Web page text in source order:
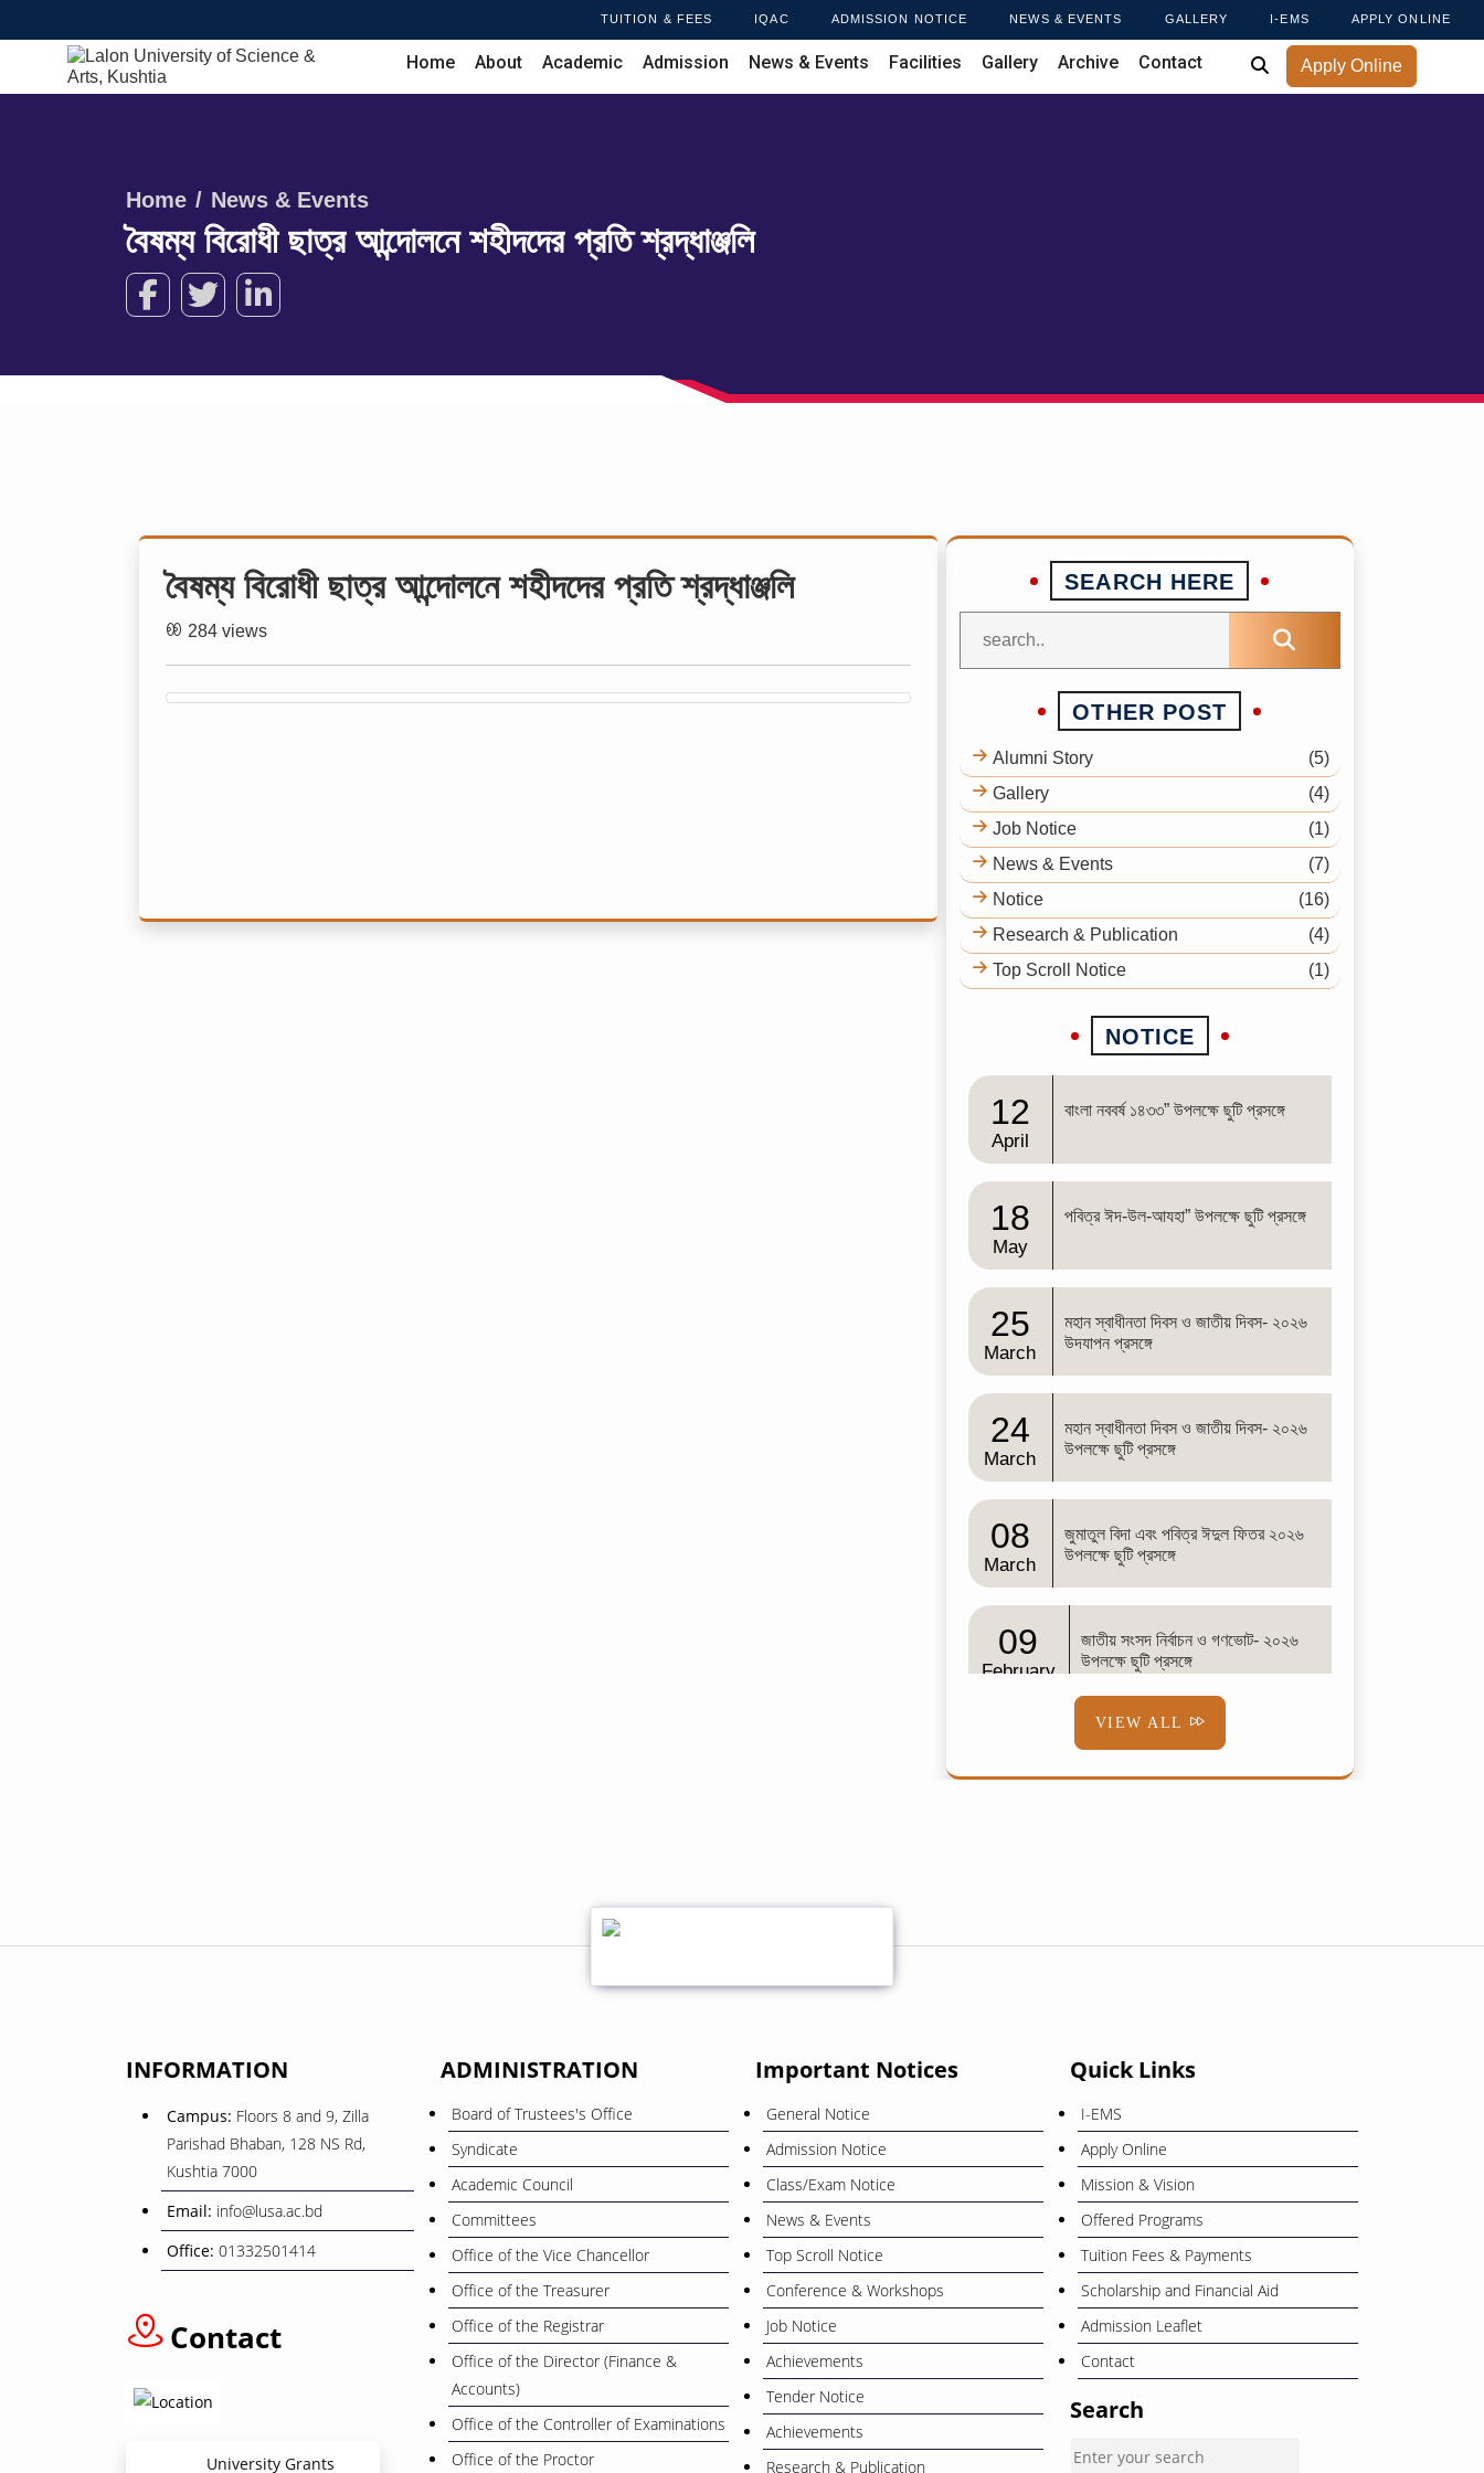
TUITION & FEES IQAC ADMISSION NOTICE NEWS & EVENTS GALLERY I-EMS APPLY ONLINE
Home About Academic Admission News & Events Facilities Gallery Archive Contact Apply Online
Home News & Events
বৈষম্য বিরোধী ছাত্র আন্দোলনে শহীদদের প্রতি শ্রদ্ধাঞ্জলি
বৈষম্য বিরোধী ছাত্র আন্দোলনে শহীদদের প্রতি শ্রদ্ধাঞ্জলি
284 views
SEARCH HERE
OTHER POST
Alumni Story
(5)
Gallery
(4)
Job Notice
(1)
News & Events
(7)
Notice
(16)
Research & Publication
(4)
Top Scroll Notice
(1)
NOTICE
12
April
বাংলা নববর্ষ ১৪৩৩” উপলক্ষে ছুটি প্রসঙ্গে
18
May
পবিত্র ঈদ-উল-আযহা” উপলক্ষে ছুটি প্রসঙ্গে
25
March
মহান স্বাধীনতা দিবস ও জাতীয় দিবস- ২০২৬
উদযাপন প্রসঙ্গে
24
March
মহান স্বাধীনতা দিবস ও জাতীয় দিবস- ২০২৬
উপলক্ষে ছুটি প্রসঙ্গে
08
March
জুমাতুল বিদা এবং পবিত্র ঈদুল ফিতর ২০২৬
উপলক্ষে ছুটি প্রসঙ্গে
09
February
জাতীয় সংসদ নির্বাচন ও গণভোট- ২০২৬
উপলক্ষে ছুটি প্রসঙ্গে
February
শব-ই-বরাত
08
ওরিয়েন্টেশন ও বাৎসরিক শিক্ষা সফর
12
April
বাংলা নববর্ষ ১৪৩৩” উপলক্ষে ছুটি প্রসঙ্গে
VIEW ALL
INFORMATION
Campus: Floors 8 and 9, Zilla
Parishad Bhaban, 128 NS Rd,
Kushtia 7000
Email: info@lusa.ac.bd
Office: 01332501414
Contact
University Grants
ADMINISTRATION
Board of Trustees's Office
Syndicate
Academic Council
Committees
Office of the Vice Chancellor
Office of the Treasurer
Office of the Registrar
Office of the Director (Finance &
Accounts)
Office of the Controller of Examinations
Office of the Proctor
Important Notices
General Notice
Admission Notice
Class/Exam Notice
News & Events
Top Scroll Notice
Conference & Workshops
Job Notice
Achievements
Tender Notice
Achievements
Research & Publication
Quick Links
I-EMS
Apply Online
Mission & Vision
Offered Programs
Tuition Fees & Payments
Scholarship and Financial Aid
Admission Leaflet
Contact
Search